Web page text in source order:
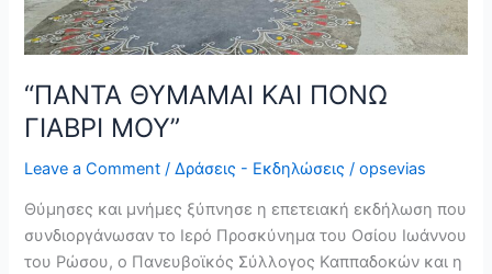
“ΠΑΝΤΑ ΘΥΜΑΜΑΙ ΚΑΙ ΠΟΝΩ
ΓΙΑΒΡΙ ΜΟΥ”
Leave a Comment /Δράσεις - Εκδηλώσεις /opsevias
Θύμησες και μνήμες ξύπνησε η επετειακή εκδήλωση που
συνδιοργάνωσαν το Ιερό Προσκύνημα του Οσίου Ιωάννου
του Ρώσου, ο Πανευβοϊκός Σύλλογος Καππαδοκών και η